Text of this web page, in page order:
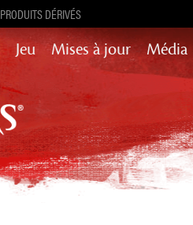
PRODUITS DÉRIVÉS
Jeu Mises à jour
Mises à jour de contenu pour l’histoire,
succès et encore plus
Heart of Thorns
Path of Fire
End of Dragons
Média